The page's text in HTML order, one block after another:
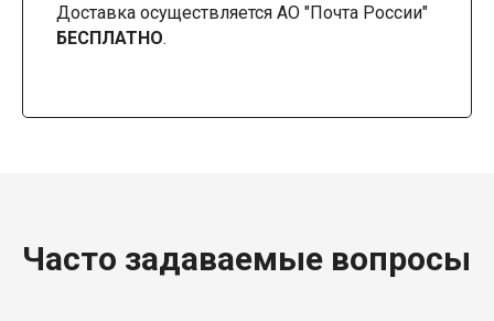
Доставка осуществляется АО "Почта России"
БЕСПЛАТНО.
Часто задаваемые вопросы